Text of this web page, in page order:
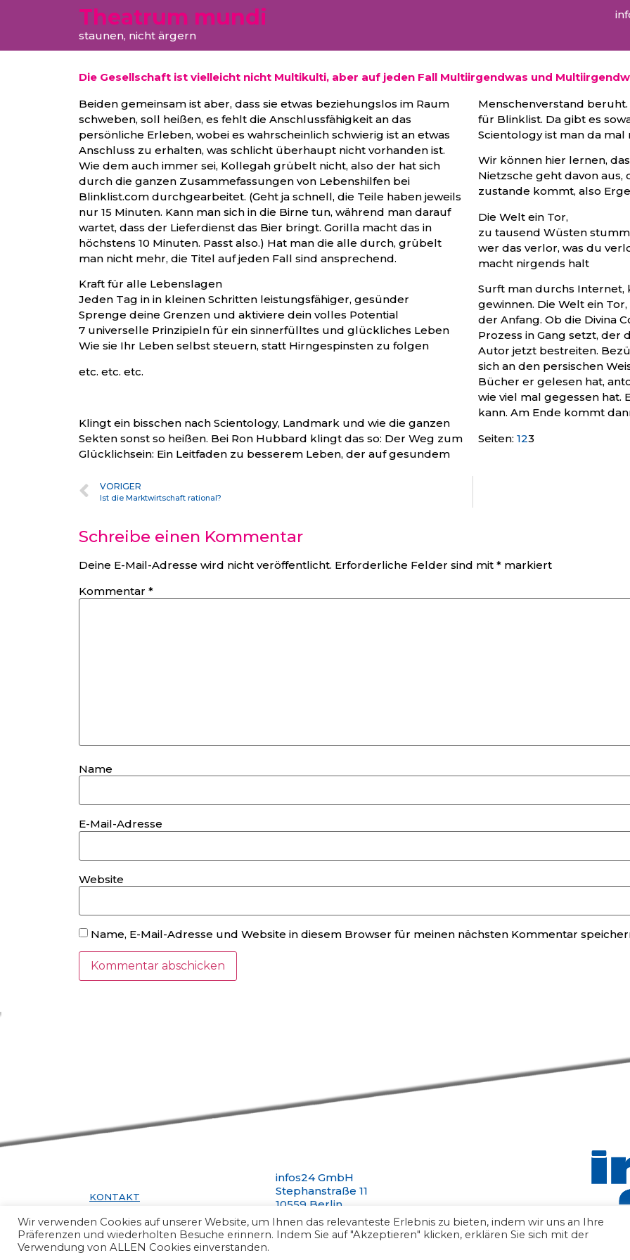
Theatrum mundi
staunen, nicht ärgern
Die Gesellschaft ist vielleicht nicht Multikulti, aber auf jeden Fall Multiirgendwas und
Beiden gemeinsam ist aber, dass sie etwas beziehungslos im Raum
schweben, soll heißen, es fehlt die Anschlussfähigkeit an das
persönliche Erleben, wobei es wahrscheinlich schwierig ist an etwas
Anschluss zu erhalten, was schlicht überhaupt nicht vorhanden ist.
Wie dem auch immer sei, Kollegah grübelt nicht, also der hat sich
durch die ganzen Zusammefassungen von Lebenshilfen bei
Blinklist.com durchgearbeitet. (Geht ja schnell, die Teile haben jeweils
nur 15 Minuten. Kann man sich in die Birne tun, während man darauf
wartet, dass der Lieferdienst das Bier bringt. Gorilla macht das in
höchstens 10 Minuten. Passt also.) Hat man die alle durch, grübelt
man nicht mehr, die Titel auf jeden Fall sind ansprechend.
Kraft für alle Lebenslagen
Jeden Tag in in kleinen Schritten leistungsfähiger, gesünder
Sprenge deine Grenzen und aktiviere dein volles Potential
7 universelle Prinzipieln für ein sinnerfülltes und glückliches Leben
Wie sie Ihr Leben selbst steuern, statt Hirngespinsten zu folgen
etc. etc. etc.
Klingt ein bisschen nach Scientology, Landmark und wie die ganzen
Sekten sonst so heißen. Bei Ron Hubbard klingt das so: Der Weg zum
Glücklichsein: Ein Leitfaden zu besserem Leben, der auf gesundem
Menschenverstand
für Blinklist. Da gibt es
Scientology ist man da
Wir können hier lernen,
Nietzsche geht davon aus,
zustande kommt, also
Die Welt ein Tor,
zu tausend Wüsten
wer das verlor, was du
macht nirgends halt
Surft man durchs Internet,
gewinnen. Die Welt ein
der Anfang. Ob die Divina
Prozess in Gang setzt,
Autor jetzt bestreiten.
sich an den persischen
Bücher er gelesen hat,
wie viel mal gegessen hat.
kann. Am Ende kommt
Seiten: 123
VORIGER
Ist die Marktwirtschaft rational?
Schreibe einen Kommentar
Deine E-Mail-Adresse wird nicht veröffentlicht. Erforderliche Felder sind mit * markiert
Kommentar *
Name
E-Mail-Adresse
Website
Name, E-Mail-Adresse und Website in diesem Browser für meinen nächsten Kommentar
KONTAKT
DATENSCHUTZ
infos24 GmbH
Stephanstraße 11
10559 Berlin
Telefon +49 30 47301388
infos@infos24.de
Wir verwenden Cookies auf unserer Website, um Ihnen das relevanteste Erlebnis zu bieten, indem wir uns an Ihre
Präferenzen und wiederholten Besuche erinnern. Indem Sie auf "Akzeptieren" klicken, erklären Sie sich mit der
Verwendung von ALLEN Cookies einverstanden.